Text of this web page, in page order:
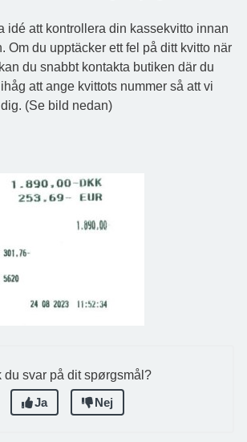
idé att kontrollera din kassekvitto innan
Om du upptäcker ett fel på ditt kvitto när
du snabbt kontakta butiken där du
att ange kvittots nummer så att vi
(Se bild nedan)
du svar på dit spørgsmål?
Ja
Nej